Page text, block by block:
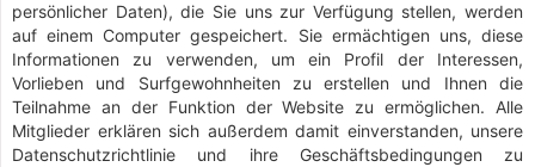
persönlicher Daten), die Sie uns zur Verfügung stellen, werden
auf einem Computer gespeichert. Sie ermächtigen uns, diese
Informationen zu verwenden, um ein Profil der Interessen,
Vorlieben und Surfgewohnheiten zu erstellen und Ihnen die
Teilnahme an der Funktion der Website zu ermöglichen. Alle
Mitglieder erklären sich außerdem damit einverstanden, unsere
Datenschutzrichtlinie und ihre Geschäftsbedingungen zu